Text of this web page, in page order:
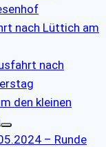
nach Lüttich am
nach
den kleinen
– Runde